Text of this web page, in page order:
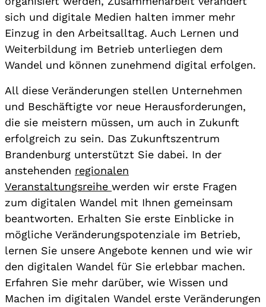
sich und digitale Medien halten immer mehr
Einzug in den Arbeitsalltag. Auch Lernen und
Weiterbildung im Betrieb unterliegen dem
Wandel und können zunehmend digital erfolgen.
All diese Veränderungen stellen Unternehmen
und Beschäftigte vor neue Herausforderungen,
die sie meistern müssen, um auch in Zukunft
erfolgreich zu sein. Das Zukunftszentrum
Brandenburg unterstützt Sie dabei. In der
anstehenden regionalen
Veranstaltungsreihe werden wir erste Fragen
zum digitalen Wandel mit Ihnen gemeinsam
beantworten. Erhalten Sie erste Einblicke in
mögliche Veränderungspotenziale im Betrieb,
lernen Sie unsere Angebote kennen und wie wir
den digitalen Wandel für Sie erlebbar machen.
Erfahren Sie mehr darüber, wie Wissen und
Machen im digitalen Wandel erste Veränderungen